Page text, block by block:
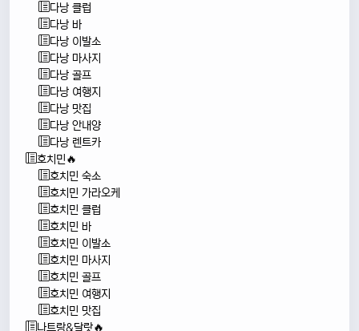
다낭 클럽
다낭 바
다낭 이발소
다낭 마사지
다낭 골프
다낭 여행지
다낭 맛집
다낭 안내양
다낭 렌트카
호치민🔥
호치민 숙소
호치민 가라오케
호치민 클럽
호치민 바
호치민 이발소
호치민 마사지
호치민 골프
호치민 여행지
호치민 맛집
나트랑&달랏🔥